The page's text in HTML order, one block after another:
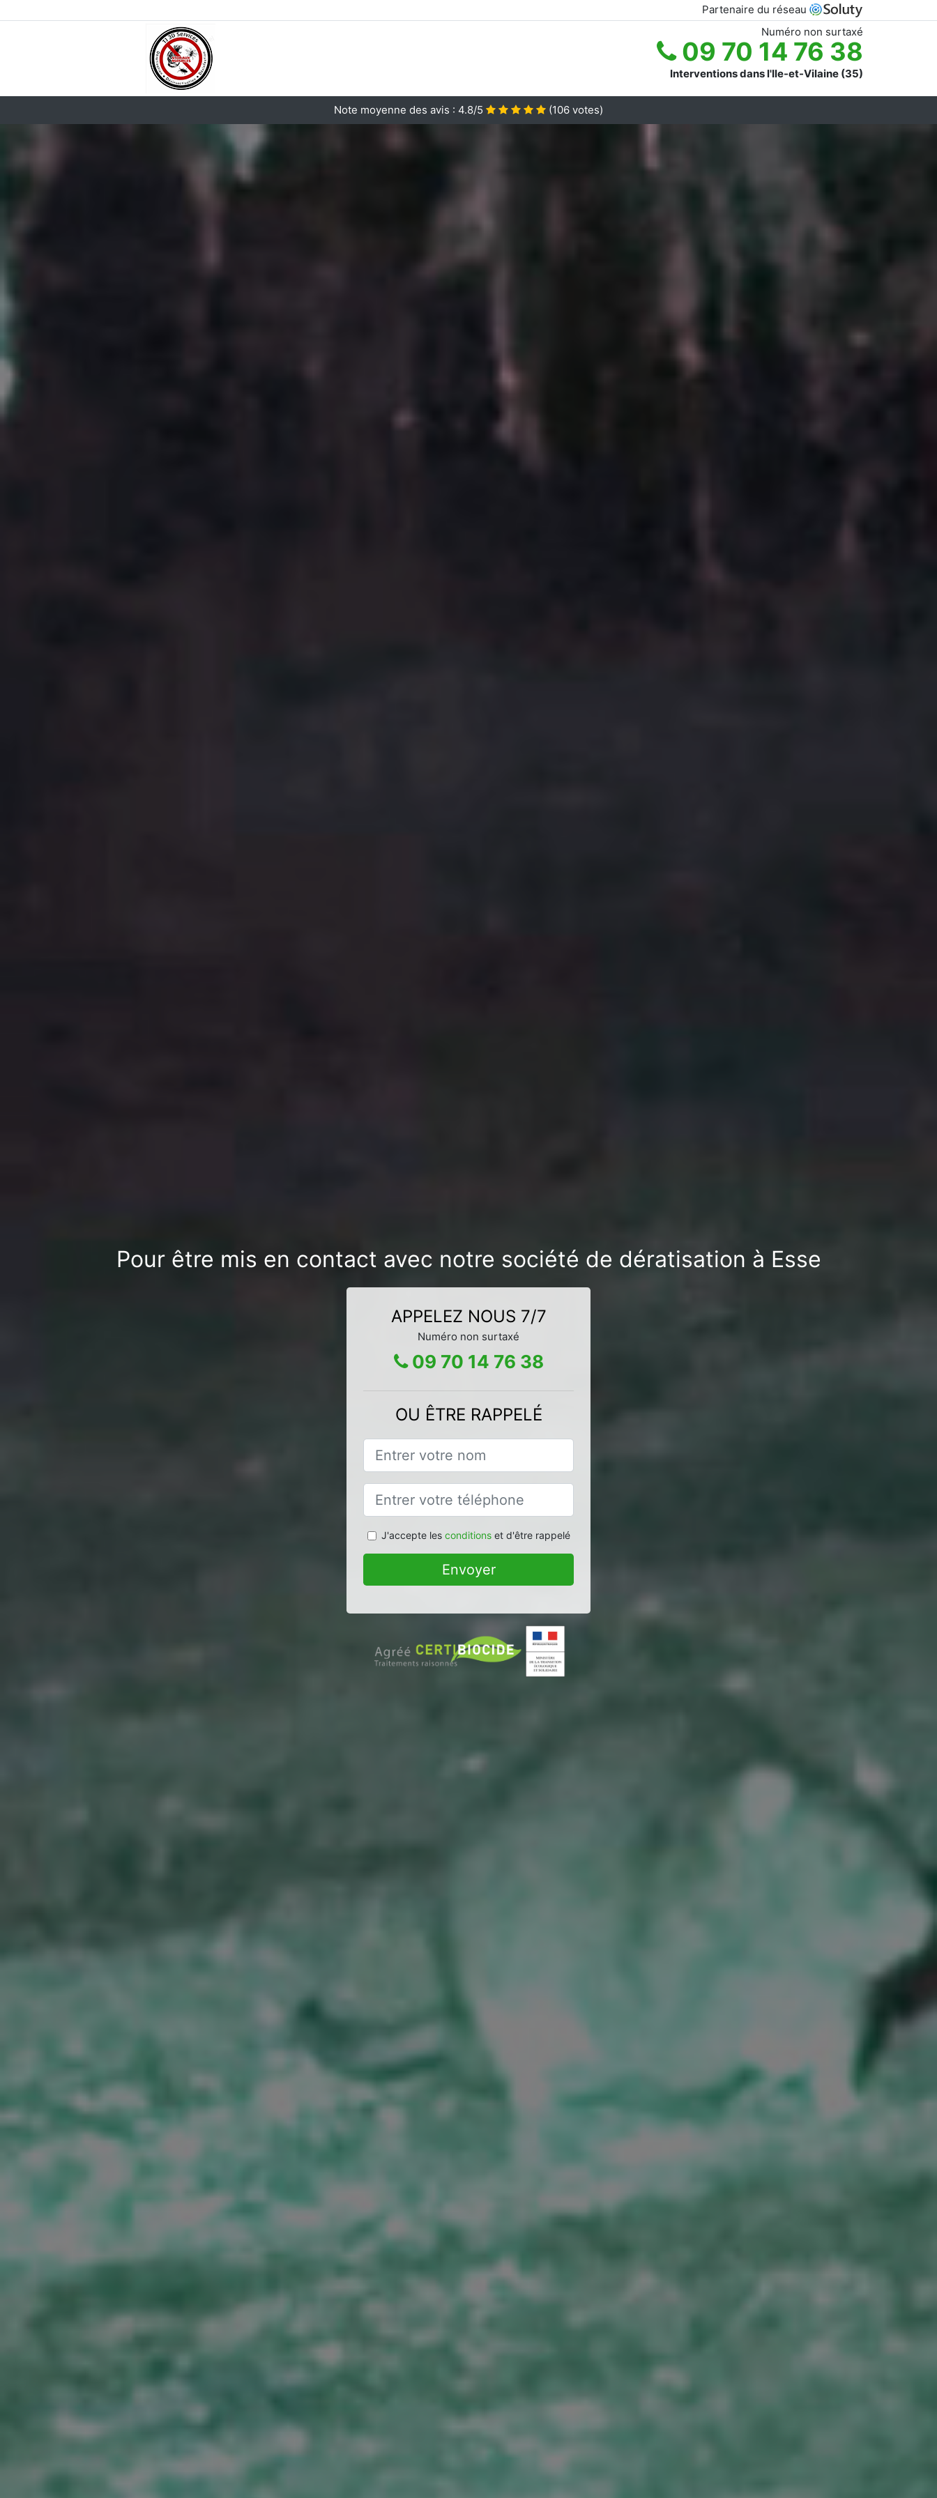
Partenaire du réseau
Numéro non surtaxé
09 70 14 76 38
Interventions dans l'Ile-et-Vilaine (35)
Note moyenne des avis : 4.8/5 (106 votes)
Pour être mis en contact avec notre société de dératisation à Esse
APPELEZ NOUS 7/7
Numéro non surtaxé
09 70 14 76 38
OU ÊTRE RAPPELÉ
J'accepte les conditionset d'être rappelé
Envoyer